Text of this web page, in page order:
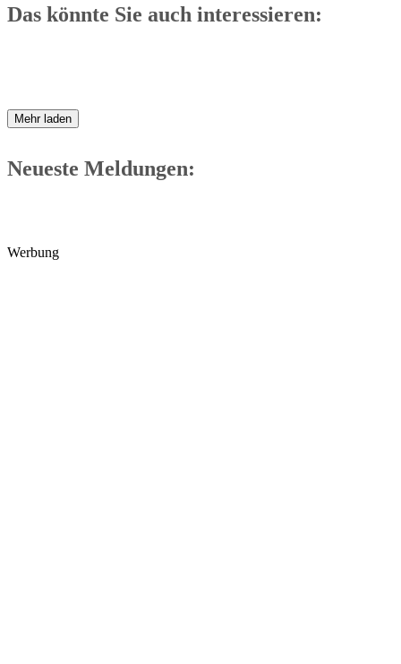
Das könnte Sie auch interessieren:
Mehr laden
Neueste Meldungen:
Werbung